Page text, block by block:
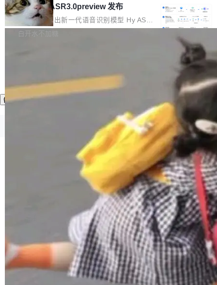
理解大规模代码仓时面临显著"代码仓理解"瓶
颈。 代码仓深度理解服务（以下简称" CodeBas
e深度理解服务"）是华为云码道（CodeA...
数据。2024年9月3日下午4点，他使用此前登录
的账号密码进入A集群，输入了一条被程序员圈
称为"删库跑路"的命令——最高管理员权限、无
oE 架构的大模型，好用到让人上瘾，但 GPU 显
存永远不够用。 Cloudflare 的 Workers AI 团队
一直在跑这些模型的推理。他们在官方博客上发
整性保护。效果是：吞吐量提升 41%，每 token
成本降低 30%，精度不变。 FP8 省的不仅是显
存 KV cache 是推理时最吃显...
腾讯混元 Hy ASR3.0preview 发布
腾讯混元正式推出新一代语音识别模型 Hy ASR
3.0preview。基于最新一代大语言模型 Hy3 的
让语音识别不再只是听清，而是真正听懂。通过
先理解你的语境和意图，再把准确的文字直接给
到你。从“逐字转写、单点优化”演进为“理解语
境、兼容场景、一键直出”。 Hy ASR 3.0 previe
w 不要求标准普通话，方言识别覆盖粤语、吴语
等 10 大方言片区和 20 余个二级小片区。在开
源评测集中，Hy ASR 3.0 preview 在多语种的
白开水不加糖
©OSCHINA(OSChina.NET) 京ICP备2025119063号